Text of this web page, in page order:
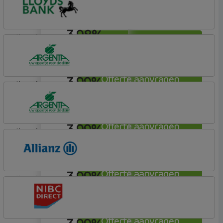
3,98%
Offerte aanvragen
lineair
3,99%
Offerte aanvragen
Lloyds Bank
Hypotheek (1)
lineair
3,99%
Offerte aanvragen
Argenta
Hypotheek
lineair
3,99%
Hypotheek
lineair
Allianz Bank
Allianz